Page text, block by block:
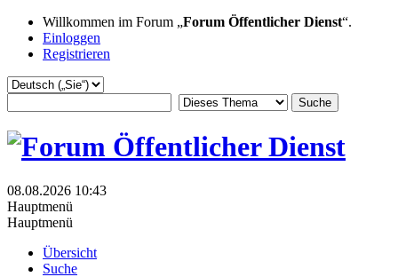
Willkommen im Forum „Forum Öffentlicher Dienst“.
Einloggen
Registrieren
08.08.2026 10:43
Hauptmenü
Hauptmenü
Übersicht
Suche